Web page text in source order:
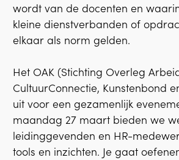
wordt van de docenten en
kleine dienstverbanden of
elkaar als norm gelden.
Het OAK (Stichting Overleg
CultuurConnectie, Kunstenbond
uit voor een gezamenlijk
maandag 27 maart bieden we
leidinggevenden en HR-
tools en inzichten. Je gaat